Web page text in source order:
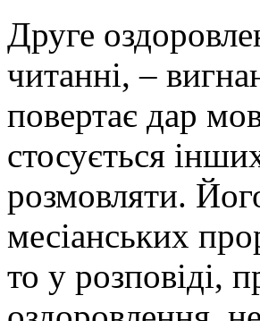
Друге
читанні, –
повертає дар
стосується
розмовляти.
месіанських
то у розповіді,